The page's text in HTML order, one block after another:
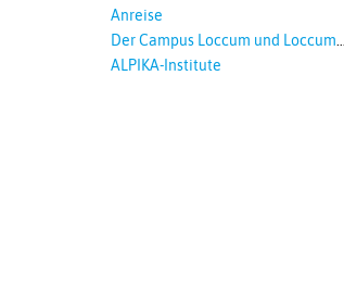
Anreise
Der Campus Loccum und Loccumer
Einrichtungen
ALPIKA-Institute